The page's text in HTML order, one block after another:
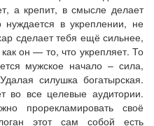
а крепит, в смысле делает
в укреплении, не
сделает тебя ещё сильнее,
он — то, что укрепляет. То
мужское начало – сила,
силушка богатырская.
во все целевые аудитории.
прорекламировать своё
этот сам собой есть